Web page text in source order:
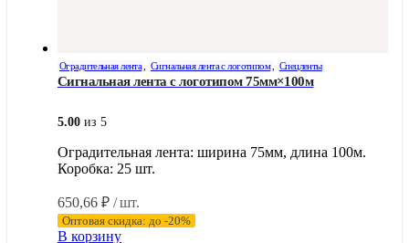
Оградительная лента, Сигнальная лента с логотипом, Спецленты
Сигнальная лента с логотипом 75мм×100м
5.00 из 5
Оградительная лента: ширина 75мм, длина 100м.
Коробка: 25 шт.
650,66 ₽ / шт.
Оптовая скидка: до -20%
В корзину